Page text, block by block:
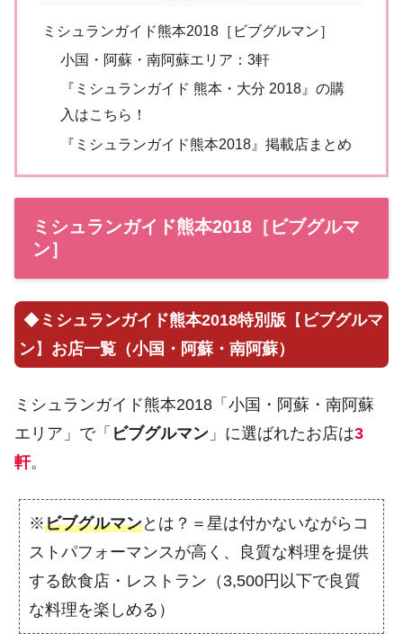
ミシュランガイド熊本2018［ビブグルマン］
小国・阿蘇・南阿蘇エリア：3軒
『ミシュランガイド 熊本・大分 2018』の購
入はこちら！
『ミシュランガイド熊本2018』掲載店まとめ
ミシュランガイド熊本2018［ビブグルマ
ン］
◆ ミシュランガイド熊本2018特別版 【 ビブグルマ
ン】 お店一覧（小国・阿蘇・南阿蘇）
ミシュランガイド熊本2018「小国・阿蘇・南阿蘇
エリア」で「 ビブグルマン 」に選ばれたお店は3
軒。
※ビブグルマンとは？＝星は付かないながらコ
ストパフォーマンスが高く、良質な料理を提供
する飲食店・レストラン（3,500円以下で良質
な料理を楽しめる）